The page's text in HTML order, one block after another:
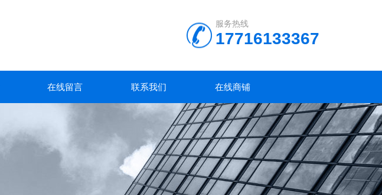
服务热线
17716133367
在线留言 联系我们 在线商铺